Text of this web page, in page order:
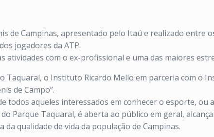
de Campinas, apresentado pelo Itaú e realizado entre
jogadores da ATP.
atividades com o ex-profissional e uma das maiores
Taquaral, o Instituto Ricardo Mello em parceria com o
de Campo”.
todos aqueles interessados em conhecer o esporte,
Parque Taquaral, é aberta ao público em geral,
qualidade de vida da população de Campinas.